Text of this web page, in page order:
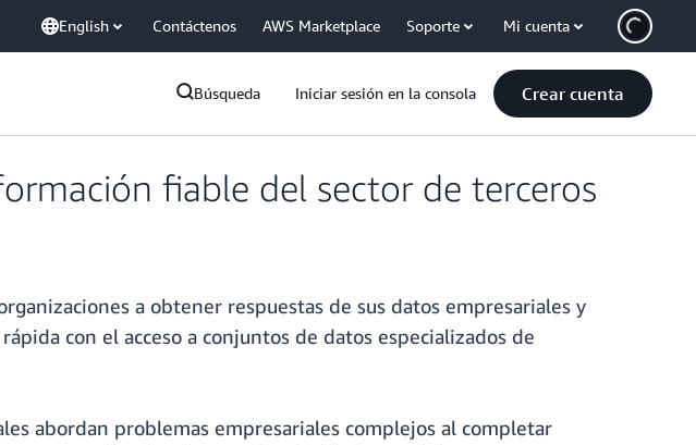
English Contáctenos AWS Marketplace Soporte Mi cuenta
Búsqueda Iniciar sesión en la consola Crear cuenta
fiable del sector de terceros
a obtener respuestas de sus datos empresariales y
con el acceso a conjuntos de datos especializados de
abordan problemas empresariales complejos al completar